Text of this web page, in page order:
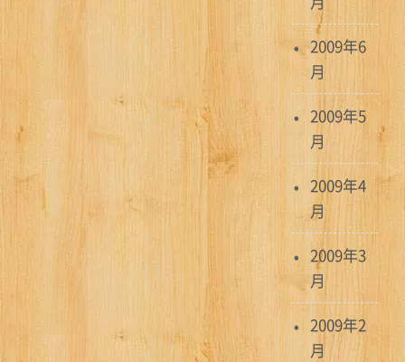
2009年6
月
2009年5
月
2009年4
月
2009年3
月
2009年2
月